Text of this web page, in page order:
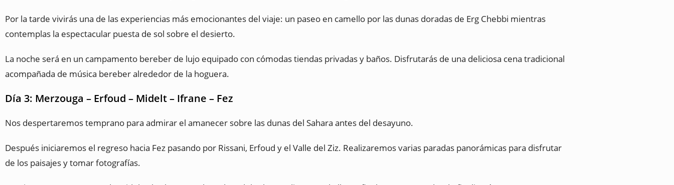
Por la tarde vivirás una de las experiencias más emocionantes del viaje: un paseo en camello por las dunas doradas de Erg Chebbi mientras
contemplas la espectacular puesta de sol sobre el desierto.
La noche será en un campamento bereber de lujo equipado con cómodas tiendas privadas y baños. Disfrutarás de una deliciosa cena tradicional
acompañada de música bereber alrededor de la hoguera.
Día 3: Merzouga – Erfoud – Midelt – Ifrane – Fez
Nos despertaremos temprano para admirar el amanecer sobre las dunas del Sahara antes del desayuno.
Después iniciaremos el regreso hacia Fez pasando por Rissani, Erfoud y el Valle del Ziz. Realizaremos varias paradas panorámicas para disfrutar
de los paisajes y tomar fotografías.